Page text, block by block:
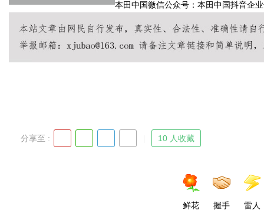
本田中国微信公众号：本田中国抖音企
分享至 : 10 人收藏
鲜花 握手 雷人